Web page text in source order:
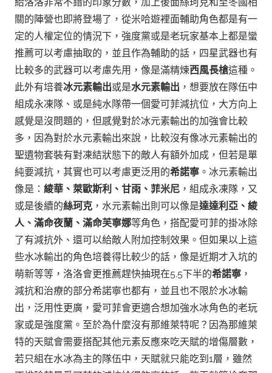
關的陣營也即將登場了，從米哈遊裡面輔助角色都是有一
定的人權定位的情況下，強度黨或是老玩家基本上都是蠻
推薦可以考慮抽取的，並且作為輔助的話，四星武器也有
比較多的武器可以考慮先用，像是滿精煉西風長槍這種。
此外有培養冰元素輸出或是水元素輸出 ，想要放在隊伍中
組成永凍隊、或是純水隊帶一個愛可菲減抗位，大方向上
感覺是沒問題的，但感覺對於冰元素輸出的加強會比較
多，因為對於水元素輸出來說，比較沒有像冰元素輸出的
聖遺物套裝有對凍結狀態下的敵人有額外加成，但若是單
純要減抗，其實也可以考慮更泛用的希諾寧 。 冰元素輸出
像是： 綾華、萊歐斯利、甘雨、菲米尼 ，組成永凍隊，又
或是後續的絲珂克 ，水元素輸出則可以像是達達利亞、綾
人、滿命夜蘭、滿命芙寧娜等角色，搭配愛可菲的掛冰除
了有減抗外、還可以給敵人附加控制效果。 但如果以上這
些水冰輸出的角色培養得比較少的話，像是近期才入坑的
萌新等等，洛洛會更推薦趕快抽現在5.5下半的希諾寧 ，
減抗和治療的部分希諾寧也都有，並且也不限於水冰輸
出，泛用性更廣，愛可菲會更適合想加強水冰角色的老玩
家或是強度黨。至於為什麼沒有那維萊特呢？因為那維萊
特的天賦會需要搭配其他元素反應來吃天賦的增傷層數，
若只組在水冰為主的隊伍中，天賦就只能吃到1層，雖然